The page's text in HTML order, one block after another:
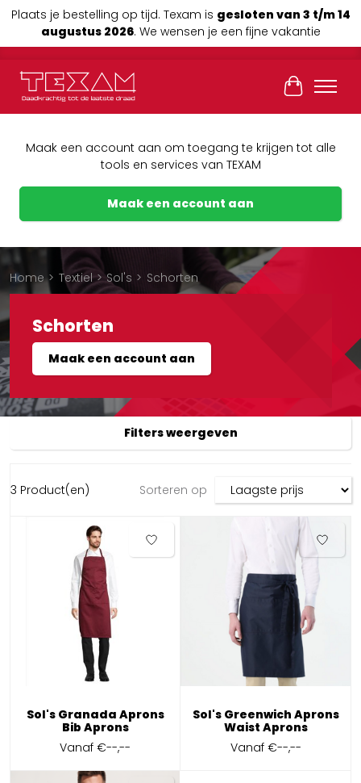
Plaats je bestelling op tijd. Texam is gesloten van 3 t/m 14
augustus 2026. We wensen je een fijne vakantie
Maak een account aan om toegang te krijgen tot alle
tools en services van TEXAM
Maak een account aan
Home > Textiel > Sol's > Schorten
Schorten
Maak een account aan
Filters weergeven
3 Product(en) Sorteren op
Sol's Granada Aprons
Bib Aprons
Vanaf€--,--
Sol's Greenwich Aprons
Waist Aprons
Vanaf €--,--